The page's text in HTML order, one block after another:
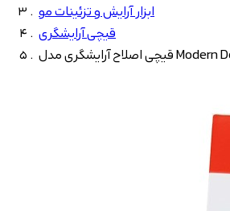
ابزار آرایش و تزئینات مو
قیچی آرایشگری